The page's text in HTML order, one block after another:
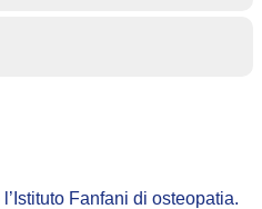
Fanfani di osteopatia.